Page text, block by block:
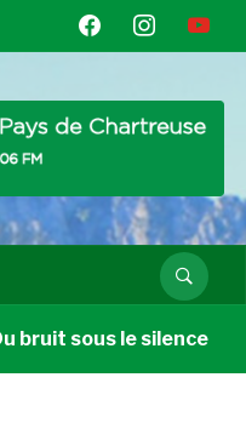
facebookinstagramyoutube
sous le silence